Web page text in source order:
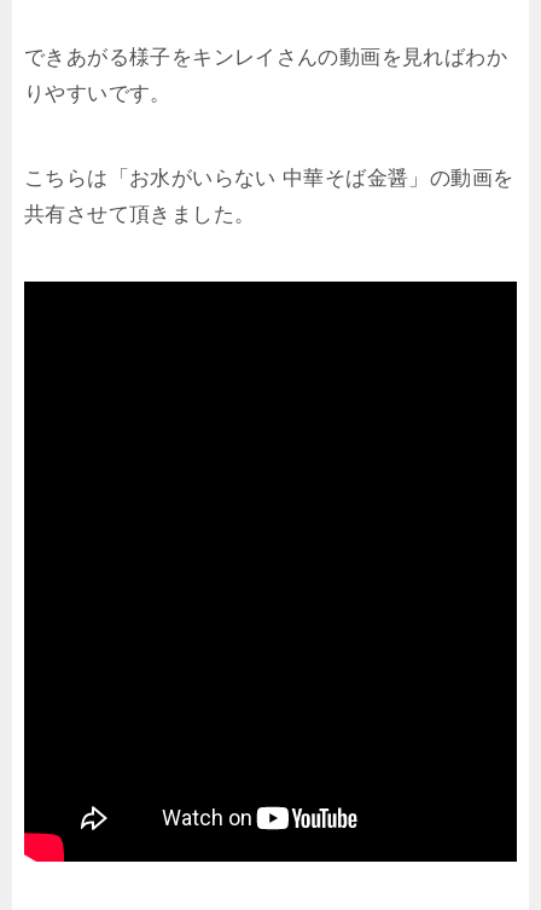
できあがる様子をキンレイさんの動画を見ればわか
りやすいです。
こちらは「お水がいらない 中華そば金醤」の動画を
共有させて頂きました。